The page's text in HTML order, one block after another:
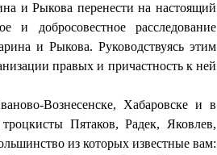
и Рыкова перенести на настоящий
добросовест­ное расследование
и Рыкова. Руководствуясь этим
правых и причастность к ней
Вознесенске, Хабаровске и в
Пятаков, Радек, Яковлев,
из которых извест­ные вам: